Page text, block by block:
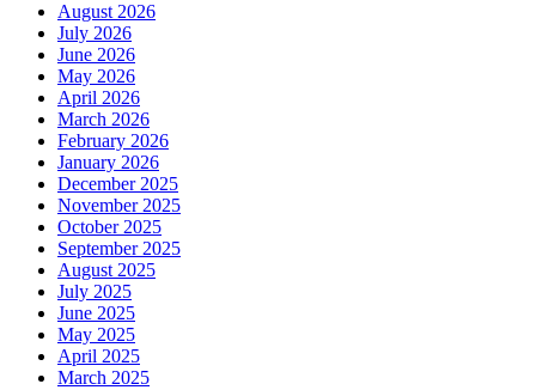
August 2026
July 2026
June 2026
May 2026
April 2026
March 2026
February 2026
January 2026
December 2025
November 2025
October 2025
September 2025
August 2025
July 2025
June 2025
May 2025
April 2025
March 2025